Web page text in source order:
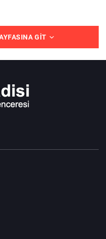
GIT